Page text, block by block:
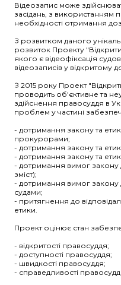
Відеозапис може
засідань, з використанням
необхідності отримання
З розвитком даного
розвиток Проекту
якого є відеофіксація
відеозаписів у відкритому
З 2015 року Проект
проводить об'єктивне та
здійснення правосуддя в
проблем у частині
- дотримання закону та
прокурорами;
- дотримання закону та
- дотримання закону та
- дотримання вимог
зміст);
- дотримання вимог закону
судами;
- притягнення до
етики.
Проект оцінює стан
- відкритості правосуддя;
- доступності правосуддя;
- швидкості правосуддя;
- справедливості